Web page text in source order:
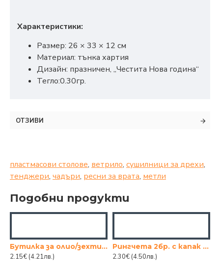
Характеристики:
Размер: 26 × 33 × 12 см
Материал: тънка хартия
Дизайн: празничен, „Честита Нова година“
Тегло:0.30гр.
ОТЗИВИ
пластмасови столове, ветрило, сушилници за дрехи,
тенджери, чадъри, ресни за врата, метли
Подобни продукти
Бутилка за олио/зехтин HENA 250ml.
2.15€ (4.21лв.)
Рингчета 2бр. с капак квадрат
2.30€ (4.50лв.)